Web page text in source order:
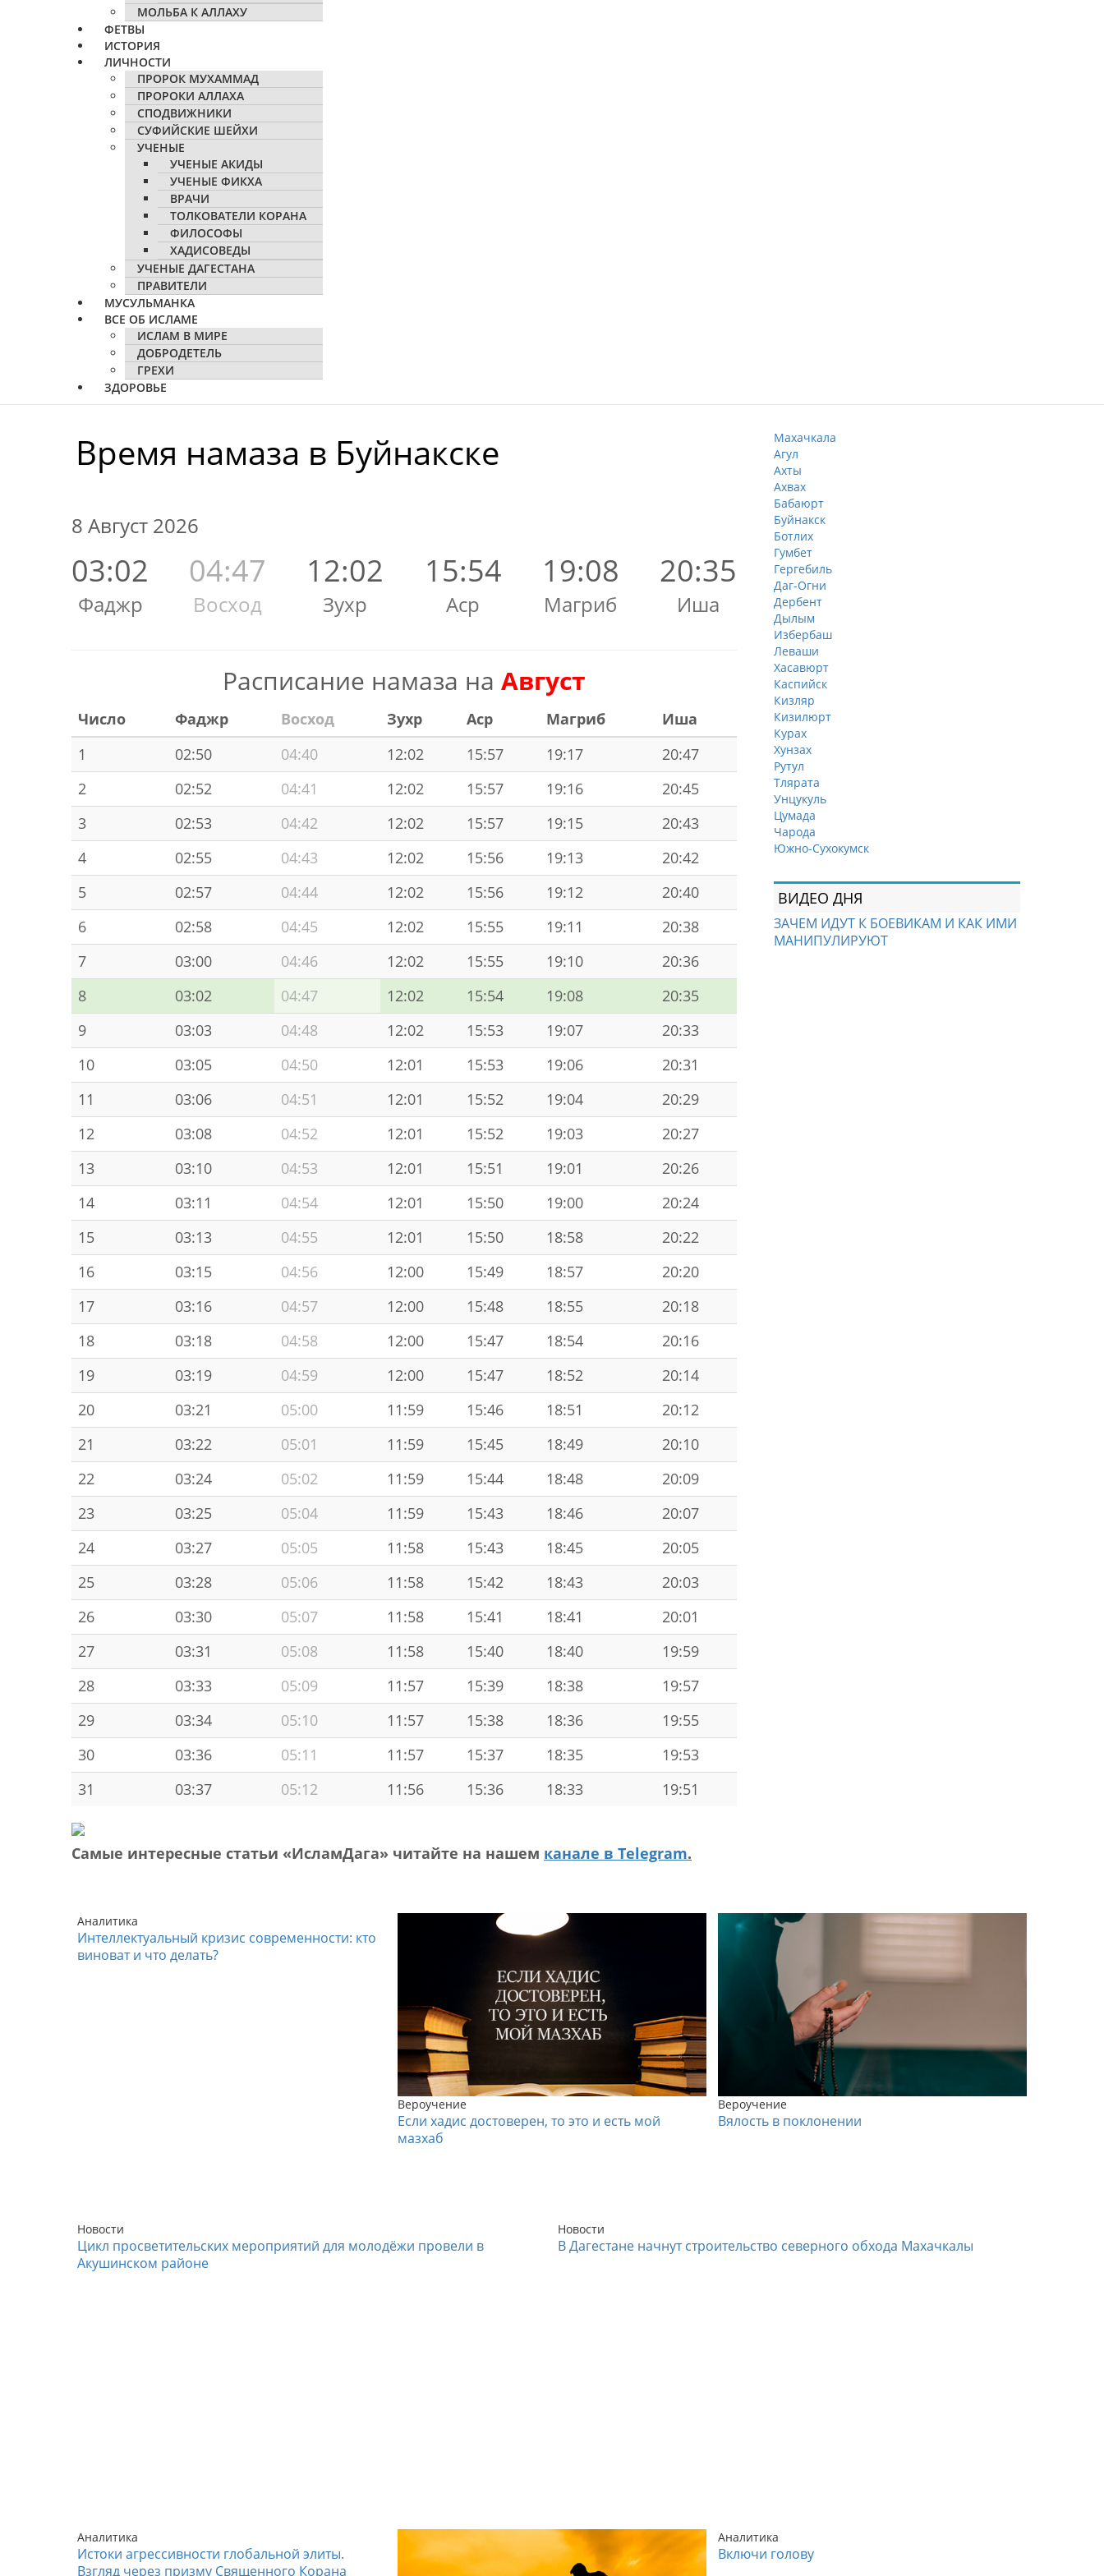
МОЛЬБА К АЛЛАХУ
ФЕТВЫ
ИСТОРИЯ
ЛИЧНОСТИ
ПРОРОК МУХАММАД
ПРОРОКИ АЛЛАХА
СПОДВИЖНИКИ
СУФИЙСКИЕ ШЕЙХИ
УЧЕНЫЕ
УЧЕНЫЕ АКИДЫ
УЧЕНЫЕ ФИКХА
ВРАЧИ
ТОЛКОВАТЕЛИ КОРАНА
ФИЛОСОФЫ
ХАДИСОВЕДЫ
УЧЕНЫЕ ДАГЕСТАНА
ПРАВИТЕЛИ
МУСУЛЬМАНКА
ВСЕ ОБ ИСЛАМЕ
ИСЛАМ В МИРЕ
ДОБРОДЕТЕЛЬ
ГРЕХИ
ЗДОРОВЬЕ
Время намаза в Буйнакске
8 Август 2026
03:02
Фаджр
04:47
Восход
12:02
Зухр
15:54
Аср
19:08
Магриб
20:35
Иша
Расписание намаза на Август
Число Фаджр Восход Зухр Аср Магриб
Иша
1
02:50 04:40 12:02 15:57 19:17
20:47
2
02:52 04:41 12:02 15:57 19:16
20:45
3
02:53 04:42 12:02 15:57 19:15
20:43
4
02:55 04:43 12:02 15:56 19:13
20:42
5
02:57 04:44 12:02 15:56 19:12
20:40
6
02:58 04:45 12:02 15:55 19:11
20:38
7
03:00 04:46 12:02 15:55 19:10
20:36
8
03:02 04:47 12:02 15:54 19:08
20:35
9
03:03 04:48 12:02 15:53 19:07
20:33
10
03:05 04:50 12:01 15:53 19:06
20:31
11
03:06 04:51 12:01 15:52 19:04
20:29
12
03:08 04:52 12:01 15:52 19:03
20:27
13
03:10 04:53 12:01 15:51 19:01
20:26
14
03:11 04:54 12:01 15:50 19:00
20:24
15
03:13 04:55 12:01 15:50 18:58
20:22
16
03:15 04:56 12:00 15:49 18:57
20:20
17
03:16 04:57 12:00 15:48 18:55
20:18
18
03:18 04:58 12:00 15:47 18:54
20:16
19
03:19 04:59 12:00 15:47 18:52
20:14
20
03:21 05:00 11:59 15:46 18:51
20:12
21
03:22 05:01 11:59 15:45 18:49
20:10
22
03:24 05:02 11:59 15:44 18:48
20:09
23
03:25 05:04 11:59 15:43 18:46
20:07
24
03:27 05:05 11:58 15:43 18:45
20:05
25
03:28 05:06 11:58 15:42 18:43
20:03
26
03:30 05:07 11:58 15:41 18:41
20:01
27
03:31 05:08 11:58 15:40 18:40
19:59
28
03:33 05:09 11:57 15:39 18:38
19:57
29
03:34 05:10 11:57 15:38 18:36
19:55
30
03:36 05:11 11:57 15:37 18:35
19:53
31
03:37 05:12 11:56 15:36 18:33 19:51
Самые интересные статьи «ИсламДага» читайте на нашем канале в Telegram.
Махачкала
Агул
Ахты
Ахвах
Бабаюрт
Буйнакск
Ботлих
Гумбет
Гергебиль
Даг-Огни
Дербент
Дылым
Избербаш
Леваши
Хасавюрт
Каспийск
Кизляр
Кизилюрт
Курах
Хунзах
Рутул
Тлярата
Унцукуль
Цумада
Чарода
Южно-Сухокумск
ВИДЕО ДНЯ
ЗАЧЕМ ИДУТ К БОЕВИКАМ И КАК ИМИ
МАНИПУЛИРУЮТ
Аналитика
Интеллектуальный кризис современности: кто
виноват и что делать?
Вероучение
Если хадис достоверен, то это и есть мой
мазхаб
Вероучение
Вялость в поклонении
Новости
Цикл просветительских мероприятий для молодёжи провели в
Акушинском районе
Новости
В Дагестане начнут строительство северного обхода Махачкалы
Аналитика
Истоки агрессивности глобальной элиты.
Взгляд через призму Священного Корана
Аналитика
Включи голову